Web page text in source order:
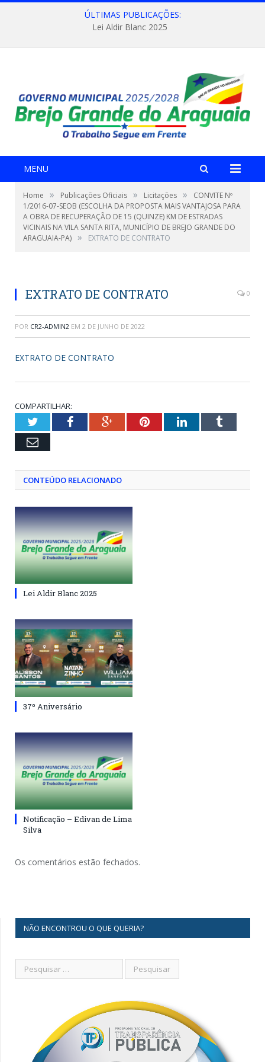
ÚLTIMAS PUBLICAÇÕES:
Lei Aldir Blanc 2025
MENU
Home » Publicações Oficiais » Licitações »
CONVITE Nº
1/2016-07-SEOB (ESCOLHA DA PROPOSTA MAIS VANTAJOSA PARA
A OBRA DE RECUPERAÇÃO DE 15 (QUINZE) KM DE ESTRADAS
VICINAIS NA VILA SANTA RITA, MUNICÍPIO DE BREJO GRANDE DO
ARAGUAIA-PA) » EXTRATO DE CONTRATO
EXTRATO DE CONTRATO 0
POR CR2-ADMIN2 EM 2 DE JUNHO DE 2022
EXTRATO DE CONTRATO
COMPARTILHAR:
TwitterFacebookGoogle+PinterestLinkedInTumblr
Email
CONTEÚDO RELACIONADO
Lei Aldir Blanc 2025
37º Aniversário
Notificação – Edivan de Lima
Silva
Os comentários estão fechados.
NÃO ENCONTROU O QUE QUERIA?